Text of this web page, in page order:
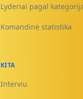
Lyderiai pagal
Komandinė statistika
KITA
Interviu